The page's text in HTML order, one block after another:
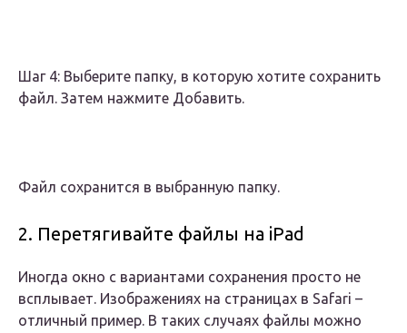
Шаг 4: Выберите папку, в которую хотите сохранить
файл. Затем нажмите Добавить.
Файл сохранится в выбранную папку.
2. Перетягивайте файлы на iPad
Иногда окно с вариантами сохранения просто не
всплывает. Изображениях на страницах в Safari –
отличный пример. В таких случаях файлы можно